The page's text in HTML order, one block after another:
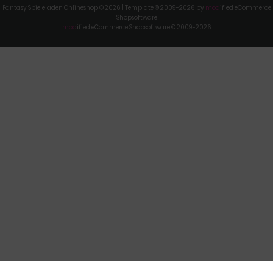
Fantasy Spieleladen Onlineshop © 2026 | Template © 2009-2026 by modified eCommerce
Shopsoftware
modified eCommerce Shopsoftware © 2009-2026